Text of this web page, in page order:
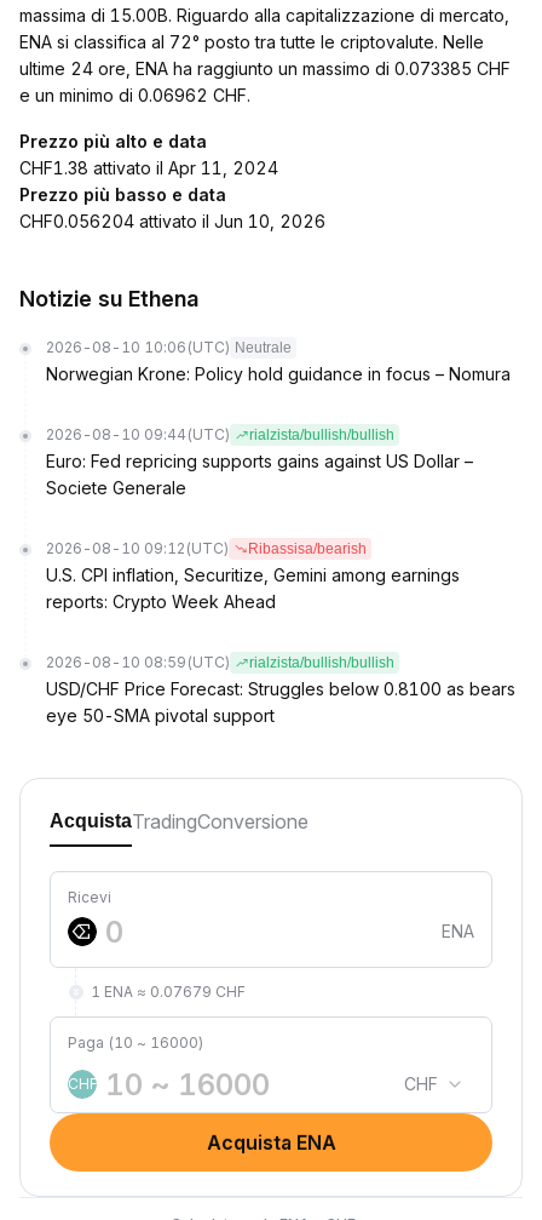
massima di 15.00B. Riguardo alla capitalizzazione di mercato,
ENA si classifica al 72° posto tra tutte le criptovalute. Nelle
ultime 24 ore, ENA ha raggiunto un massimo di 0.073385 CHF
e un minimo di 0.06962 CHF.
Prezzo più alto e data
CHF1.38 attivato il Apr 11, 2024
Prezzo più basso e data
CHF0.056204 attivato il Jun 10, 2026
Notizie su Ethena
2026-08-10 10:06 (UTC) Neutrale
Norwegian Krone: Policy hold guidance in focus – Nomura
2026-08-10 09:44 (UTC) rialzista/bullish/bullish
Euro: Fed repricing supports gains against US Dollar –
Societe Generale
2026-08-10 09:12 (UTC) Ribassisa/bearish
U.S. CPI inflation, Securitize, Gemini among earnings
reports: Crypto Week Ahead
2026-08-10 08:59 (UTC) rialzista/bullish/bullish
USD/CHF Price Forecast: Struggles below 0.8100 as bears
eye 50-SMA pivotal support
AcquistaTradingConversione
Ricevi
ENA
1 ENA ≈ 0.07679 CHF
Paga (10 ~ 16000)
CHF CHF
Acquista ENA